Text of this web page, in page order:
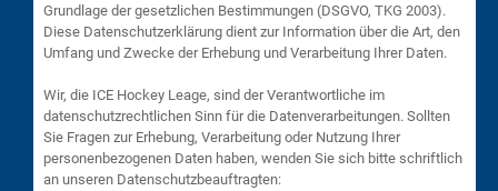
Grundlage der gesetzlichen Bestimmungen (DSGVO, TKG 2003).
Diese Datenschutzerklärung dient zur Information über die Art, den
Umfang und Zwecke der Erhebung und Verarbeitung Ihrer Daten.
Wir, die ICE Hockey Leage, sind der Verantwortliche im
datenschutzrechtlichen Sinn für die Datenverarbeitungen. Sollten
Sie Fragen zur Erhebung, Verarbeitung oder Nutzung Ihrer
personenbezogenen Daten haben, wenden Sie sich bitte schriftlich
an unseren Datenschutzbeauftragten: